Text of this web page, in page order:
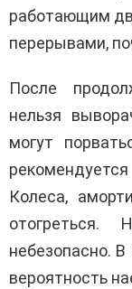
работающим
перерывами,
После
нельзя
могут
Колеса,
небезопасно.
вероятность